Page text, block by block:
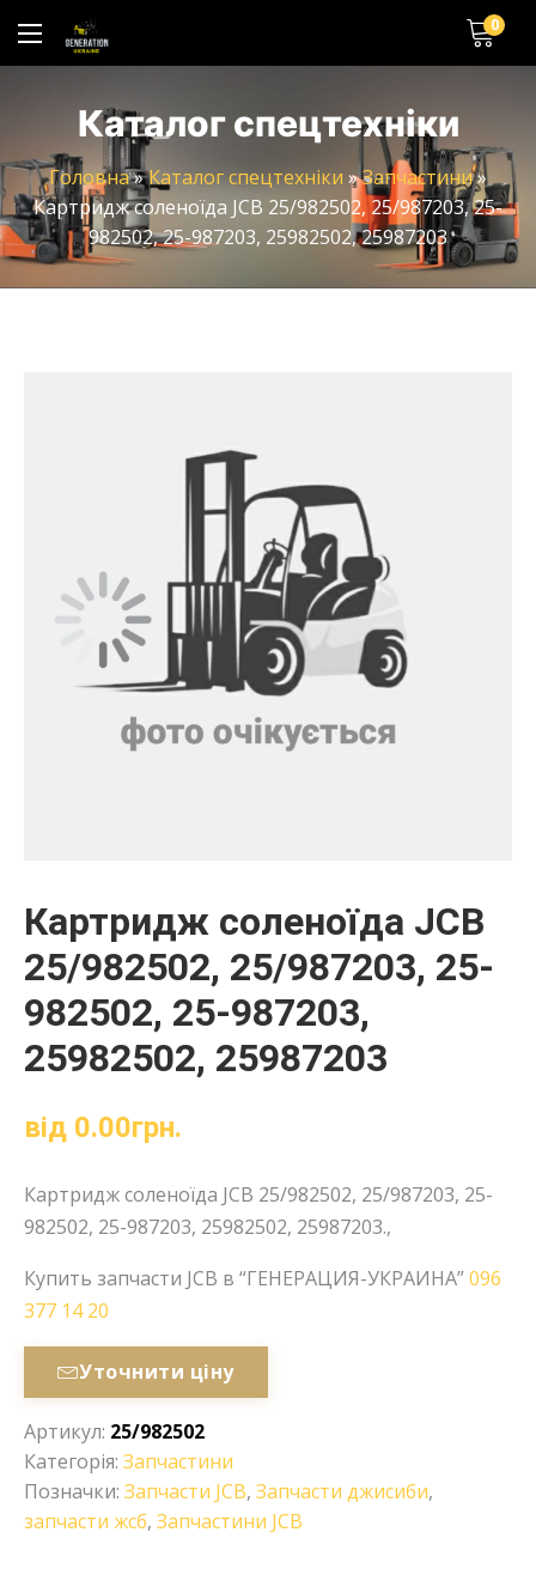
0
Каталог спецтехніки
Головна»Каталог спецтехніки »Запчастини»
Картридж соленоїда JCB 25/982502, 25/987203, 25-
982502, 25-987203, 25982502, 25987203
Картридж соленоїда JCB
25/982502, 25/987203, 25-
982502, 25-987203,
25982502, 25987203
від 0.00грн.
Картридж соленоїда JCB 25/982502, 25/987203, 25-
982502, 25-987203, 25982502, 25987203.,
Купить запчасти JCB в “ГЕНЕРАЦИЯ-УКРАИНА”096
377 14 20
Уточнити ціну
Артикул: 25/982502
Категорія: Запчастини
Позначки: Запчасти JCB, Запчасти джисиби,
запчасти жсб, Запчастини JCB